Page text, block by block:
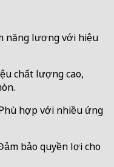
năng lượng với hiệu
chất lượng cao,
hợp với nhiều ứng
bảo quyền lợi cho